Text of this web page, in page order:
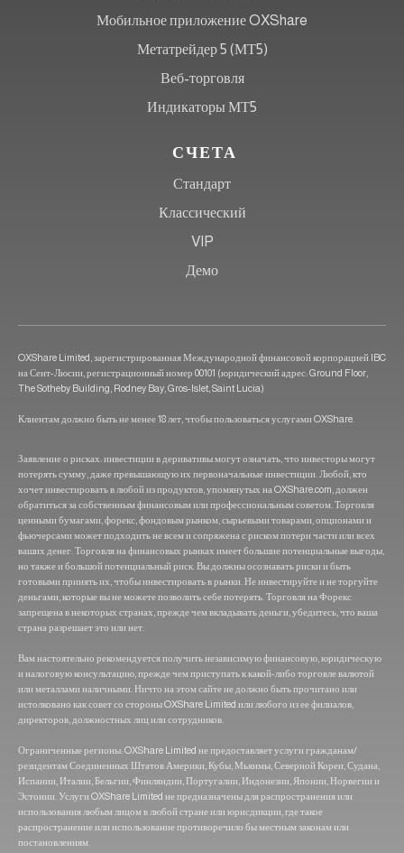
Мобильное приложение OXShare
Метатрейдер 5 (МТ5)
Веб-торговля
Индикаторы МТ5
СЧЕТА
Стандарт
Классический
VIP
Демо
OXShare Limited, зарегистрированная Международной финансовой корпорацией IBC
на Сент-Люсии, регистрационный номер 00101 (юридический адрес: Ground Floor,
The Sotheby Building, Rodney Bay, Gros-Islet, Saint Lucia)
Клиентам должно быть не менее 18 лет, чтобы пользоваться услугами OXShare.
Заявление о рисках: инвестиции в деривативы могут означать, что инвесторы могут
потерять сумму, даже превышающую их первоначальные инвестиции. Любой, кто
хочет инвестировать в любой из продуктов, упомянутых на OXShare.com, должен
обратиться за собственным финансовым или профессиональным советом. Торговля
ценными бумагами, форекс, фондовым рынком, сырьевыми товарами, опционами и
фьючерсами может подходить не всем и сопряжена с риском потери части или всех
ваших денег. Торговля на финансовых рынках имеет большие потенциальные выгоды,
но также и большой потенциальный риск. Вы должны осознавать риски и быть
готовыми принять их, чтобы инвестировать в рынки. Не инвестируйте и не торгуйте
деньгами, которые вы не можете позволить себе потерять. Торговля на Форекс
запрещена в некоторых странах, прежде чем вкладывать деньги, убедитесь, что ваша
страна разрешает это или нет.
Вам настоятельно рекомендуется получить независимую финансовую, юридическую
и налоговую консультацию, прежде чем приступать к какой-либо торговле валютой
или металлами наличными. Ничто на этом сайте не должно быть прочитано или
истолковано как совет со стороны OXShare Limited или любого из ее филиалов,
директоров, должностных лиц или сотрудников.
Ограниченные регионы: OXShare Limited не предоставляет услуги гражданам/
резидентам Соединенных Штатов Америки, Кубы, Мьянмы, Северной Кореи, Судана,
Испании, Италии, Бельгии, Финляндии, Португалии, Индонезии, Японии, Норвегии и
Эстонии. Услуги OXShare Limited не предназначены для распространения или
использования любым лицом в любой стране или юрисдикции, где такое
распространение или использование противоречило бы местным законам или
постановлениям.